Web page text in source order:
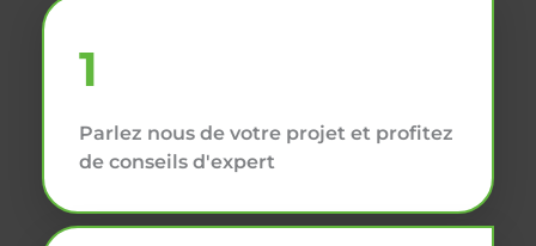
1
Parlez nous de votre projet et profitez
de conseils d'expert